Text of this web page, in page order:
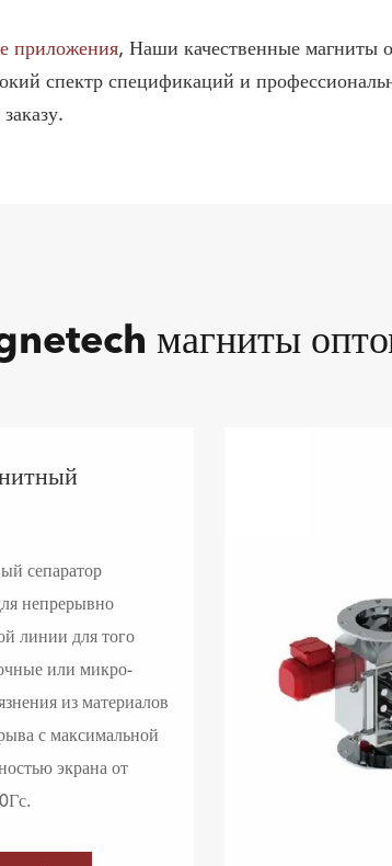
приложения, Наши качественные магниты
спектр спецификаций и
магниты
сепаратор
непрерывно
линии для того
или микро-
из материалов
с максимальной
экрана от